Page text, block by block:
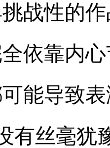
战性的
依靠内
能导致
毫犹豫